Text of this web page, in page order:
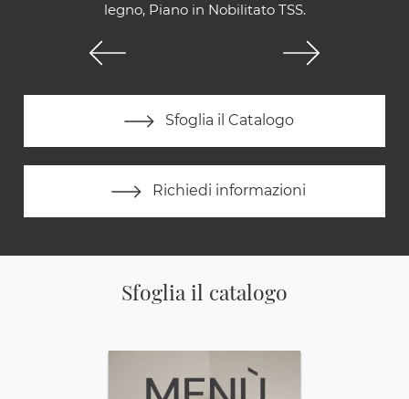
legno, Piano in Nobilitato TSS.
Sfoglia il Catalogo
Richiedi informazioni
Sfoglia il catalogo